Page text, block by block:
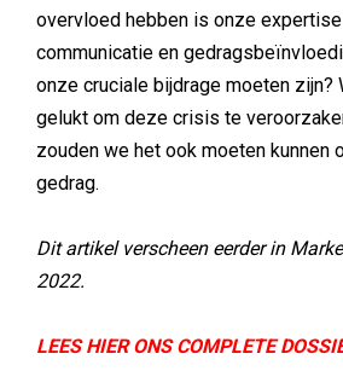
overvloed hebben is onze
communicatie en
onze cruciale bijdrage moeten zijn?
gelukt om deze crisis te
zouden we het ook moeten kunnen
gedrag.
Dit artikel verscheen eerder in
2022.
LEES HIER ONS COMPLETE